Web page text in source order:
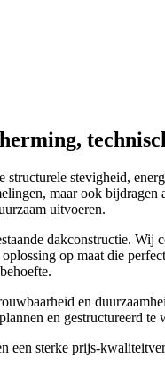
stevigheid,
maar ook
uitvoeren.
dakconstructie.
op maat die
en
en gestructureerd
een sterke prijs-